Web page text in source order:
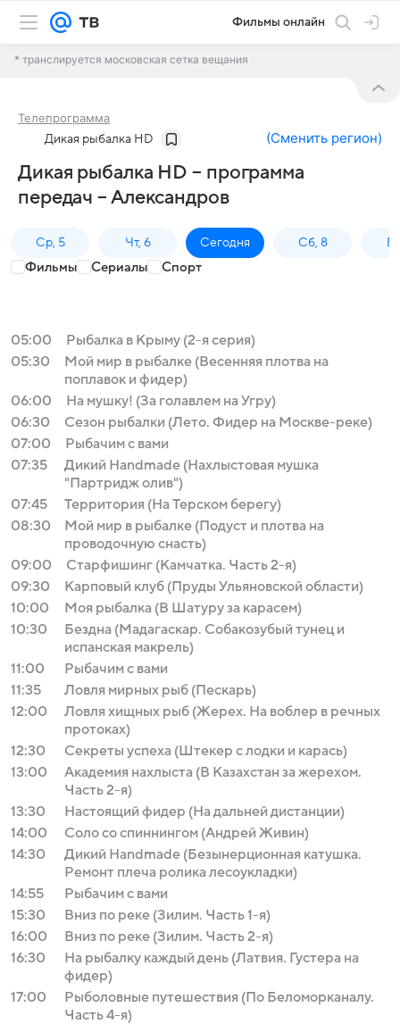
Фильмы онлайн
* транслируется московская сетка вещания
Телепрограмма
Дикая рыбалка HD (Сменить регион)
Дикая рыбалка HD – программа
передач – Александров
Ср, 5 Чт, 6 Сегодня Сб, 8
Фильмы Сериалы Спорт
05:00
Рыбалка в Крыму (2-я серия)
05:30
Мой мир в рыбалке (Весенняя плотва на
поплавок и фидер)
06:00
На мушку! (За голавлем на Угру)
06:30
Сезон рыбалки (Лето. Фидер на Москве-реке)
07:00
Рыбачим с вами
07:35
Дикий Handmade (Нахлыстовая мушка
"Партридж олив")
07:45
Территория (На Терском берегу)
08:30
Мой мир в рыбалке (Подуст и плотва на
проводочную снасть)
09:00
Старфишинг (Камчатка. Часть 2-я)
09:30
Карповый клуб (Пруды Ульяновской области)
10:00
Моя рыбалка (В Шатуру за карасем)
10:30
Бездна (Мадагаскар. Собакозубый тунец и
испанская макрель)
11:00
Рыбачим с вами
11:35
Ловля мирных рыб (Пескарь)
12:00
Ловля хищных рыб (Жерех. На воблер в речных
протоках)
12:30
Секреты успеха (Штекер с лодки и карась)
13:00
Академия нахлыста (В Казахстан за жерехом.
Часть 2-я)
13:30
Настоящий фидер (На дальней дистанции)
14:00
Соло со спиннингом (Андрей Живин)
14:30
Дикий Handmade (Безынерционная катушка.
Ремонт плеча ролика лесоукладки)
14:55
Рыбачим с вами
15:30
Вниз по реке (Зилим. Часть 1-я)
16:00
Вниз по реке (Зилим. Часть 2-я)
16:30
На рыбалку каждый день (Латвия. Густера на
фидер)
17:00
Рыболовные путешествия (По Беломорканалу.
Часть 4-я)